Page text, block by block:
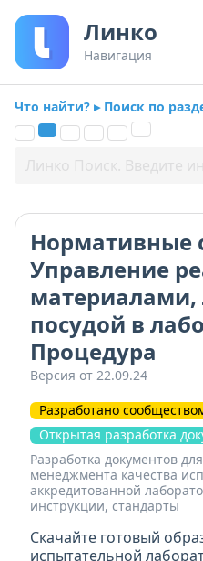
Линко
Навигация
Что найти? ▸ Поиск по
Нормативные
Управление
материалами,
посудой в
Процедура
Версия от 22.09.24
Разработано
Открытая разработка
Разработка документов
менеджмента качества
аккредитованной
инструкции, стандарты
Скачайте готовый
испытательной